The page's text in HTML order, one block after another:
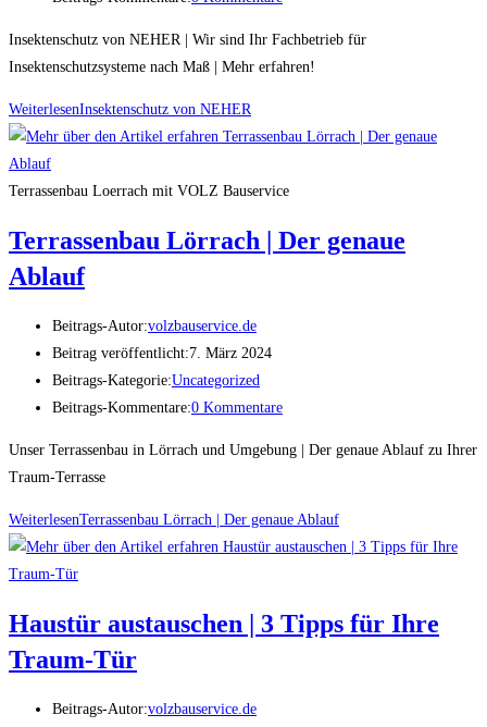
Insektenschutz von NEHER | Wir sind Ihr Fachbetrieb für
Insektenschutzsysteme nach Maß | Mehr erfahren!
WeiterlesenInsektenschutz von NEHER
Terrassenbau Loerrach mit VOLZ Bauservice
Terrassenbau Lörrach | Der genaue
Ablauf
Beitrags-Autor:volzbauservice.de
Beitrag veröffentlicht:7. März 2024
Beitrags-Kategorie:Uncategorized
Beitrags-Kommentare:0 Kommentare
Unser Terrassenbau in Lörrach und Umgebung | Der genaue Ablauf zu Ihrer
Traum-Terrasse
WeiterlesenTerrassenbau Lörrach | Der genaue Ablauf
Haustür austauschen | 3 Tipps für Ihre
Traum-Tür
Beitrags-Autor:volzbauservice.de